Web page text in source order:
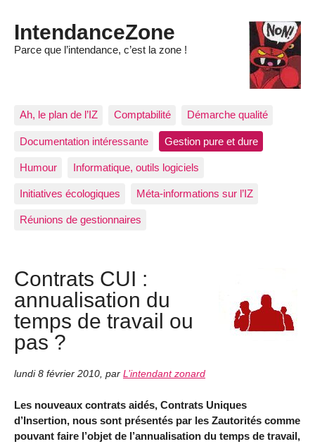
IntendanceZone
Parce que l’intendance, c’est la zone !
Ah, le plan de l’IZ Comptabilité Démarche qualité
Documentation intéressante Gestion pure et dure
Humour Informatique, outils logiciels
Initiatives écologiques Méta-informations sur l’IZ
Réunions de gestionnaires
Contrats CUI :
annualisation du
temps de travail ou
pas ?
lundi 8 février 2010 par L’intendant zonard
Les nouveaux contrats aidés, Contrats Uniques
d’Insertion, nous sont présentés par les Zautorités comme
pouvant faire l’objet de l’annualisation du temps de travail,